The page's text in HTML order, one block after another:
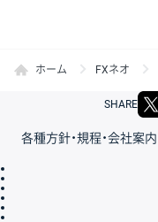
ホーム FXネオ
SHARE
各種方針・規程・会社案内